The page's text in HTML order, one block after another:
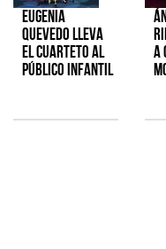
Eugenia
Quevedo lleva
el cuarteto al
público infantil
a